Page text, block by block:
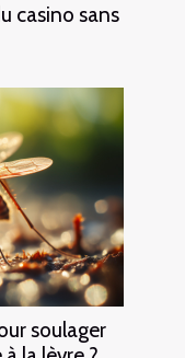
casino sans
soulager